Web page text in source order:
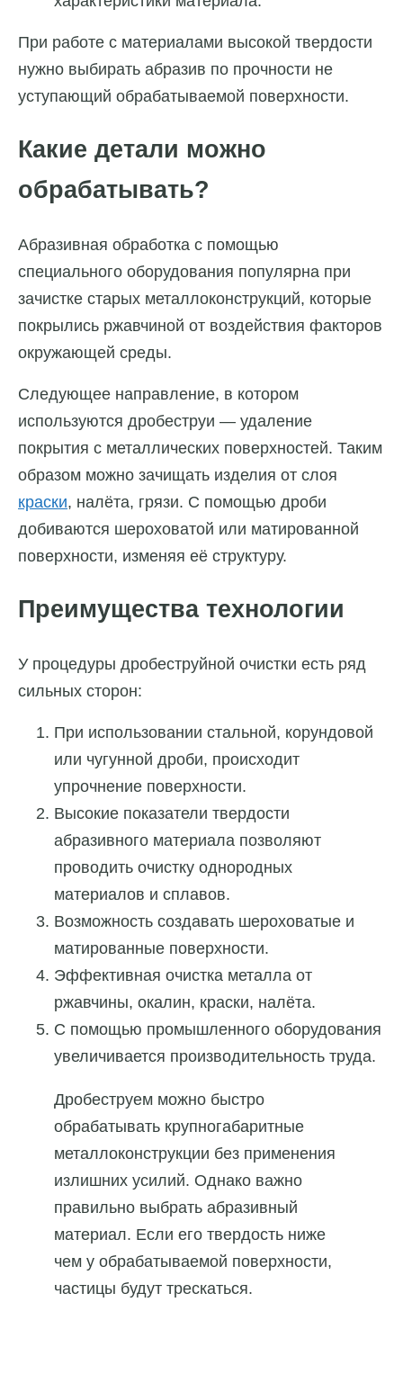
При работе с материалами высокой твердости
нужно выбирать абразив по прочности не
уступающий обрабатываемой поверхности.
Какие детали можно
обрабатывать?
Абразивная обработка с помощью
специального оборудования популярна при
зачистке старых металлоконструкций, которые
покрылись ржавчиной от воздействия факторов
окружающей среды.
Следующее направление, в котором
используются дробеструи — удаление
покрытия с металлических поверхностей. Таким
образом можно зачищать изделия от слоя
краски, налёта, грязи. С помощью дроби
добиваются шероховатой или матированной
поверхности, изменяя её структуру.
Преимущества технологии
У процедуры дробеструйной очистки есть ряд
сильных сторон:
При использовании стальной, корундовой
или чугунной дроби, происходит
упрочнение поверхности.
Высокие показатели твердости
абразивного материала позволяют
проводить очистку однородных
материалов и сплавов.
Возможность создавать шероховатые и
матированные поверхности.
Эффективная очистка металла от
ржавчины, окалин, краски, налёта.
С помощью промышленного оборудования
увеличивается производительность труда.
Дробеструем можно быстро
обрабатывать крупногабаритные
металлоконструкции без применения
излишних усилий. Однако важно
правильно выбрать абразивный
материал. Если его твердость ниже
чем у обрабатываемой поверхности,
частицы будут трескаться.